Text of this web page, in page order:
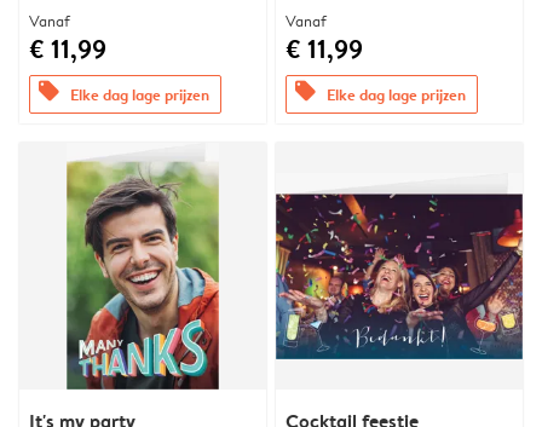
Vanaf
€ 11,99
offers Elke dag lage prijzen
Vanaf
€ 11,99
offers Elke dag lage prijzen
It's my party Cocktail feestje